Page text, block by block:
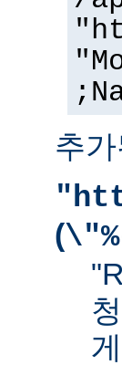
추
(